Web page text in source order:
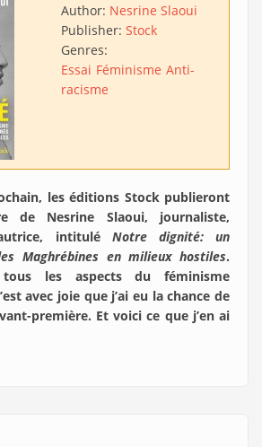
Author: Nesrine Slaoui
Publisher: Stock
Genres:
Essai Féminisme Anti-
racisme
les éditions Stock publieront
de Nesrine Slaoui, journaliste,
intitulé Notre dignité: un
Maghrébines en milieux hostiles.
les aspects du féminisme
avec joie que j’ai eu la chance de
première. Et voici ce que j’en ai